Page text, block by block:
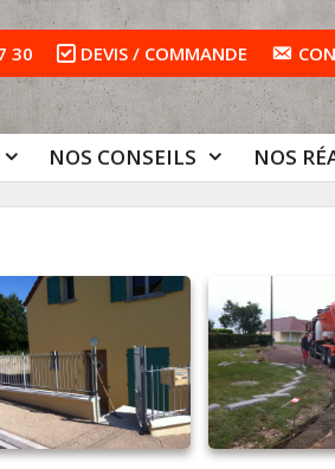
30 DEVIS / COMMANDE
NOS CONSEILS NOS